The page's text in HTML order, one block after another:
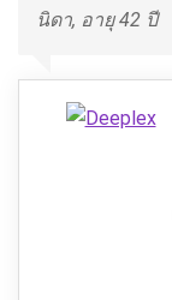
นิดา, อายุ 42 ปี